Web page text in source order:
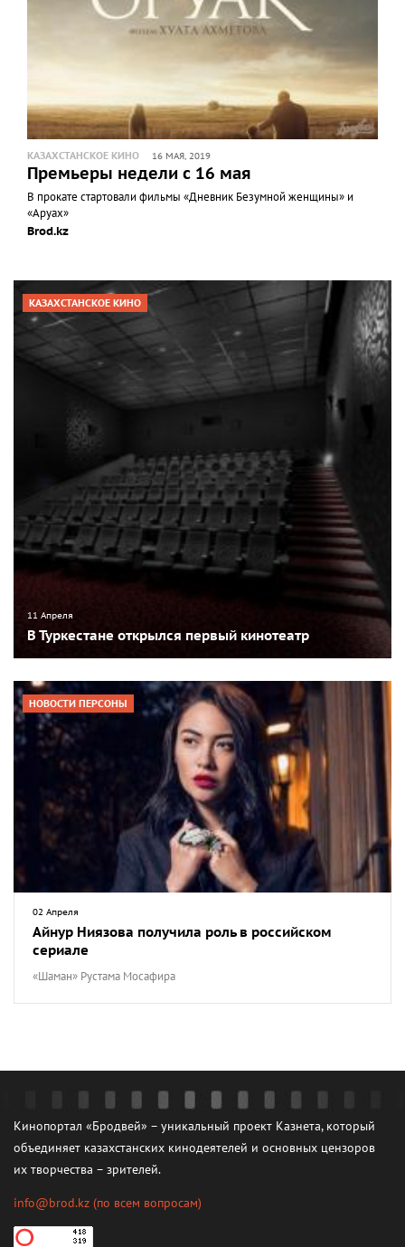
КАЗАХСТАНСКОЕ КИНО 16 МАЯ, 2019
Премьеры недели с 16 мая
В прокате стартовали фильмы «Дневник Безумной женщины» и
«Аруах»
Brod.kz
КАЗАХСТАНСКОЕ КИНО
11 Апреля
В Туркестане открылся первый кинотеатр
НОВОСТИ ПЕРСОНЫ
02 Апреля
Айнур Ниязова получила роль в российском
сериале
«Шаман» Рустама Мосафира
Кинопортал «Бродвей» – уникальный проект Казнета, который
объединяет казахстанских кинодеятелей и основных цензоров
их творчества – зрителей.
info@brod.kz (по всем вопросам)